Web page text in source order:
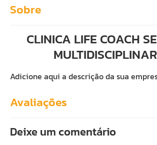
Sobre
CLINICA LIFE COACH
Adicione aqui a descrição da sua
Avaliações
Deixe um comentário